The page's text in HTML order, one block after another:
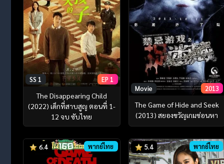
SS 1 EP 1
The Disappearing Child
(2022) เด็กที่สาบสูญ ตอนที่ 1-
12 จบ ซับไทย
Movie 2013
The Game of Hide and Seek
(2013) สยองขวัญเกมซ่อนหา
6.4 พากย์ไทย 5.4 พากย์ไทย